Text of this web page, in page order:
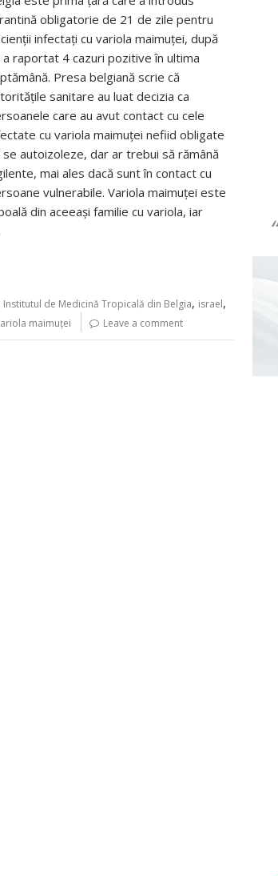
obligatorie de 21 de zile pentru
infectaţi cu variola maimuţei, după
a raportat 4 cazuri pozitive în ultima
Presa belgiană scrie că
sanitare au luat decizia ca
care au avut contact cu cele
cu variola maimuţei nefiid obligate
se autoizoleze, dar ar trebui să rămână
mai ales dacă sunt în contact cu
vulnerabile. Variola maimuţei este
din aceeaşi familie cu variola, iar
Institutul de Medicină Tropicală din Belgia, israel,
maimuţei Leave a comment